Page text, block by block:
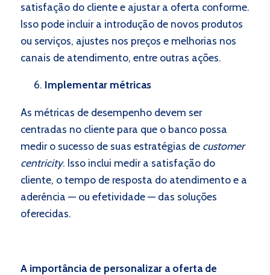
satisfação do cliente e ajustar a oferta conforme.
Isso pode incluir a introdução de novos produtos
ou serviços, ajustes nos preços e melhorias nos
canais de atendimento, entre outras ações.
Implementar métricas
As métricas de desempenho devem ser
centradas no cliente para que o banco possa
medir o sucesso de suas estratégias de customer
centricity. Isso inclui medir a satisfação do
cliente, o tempo de resposta do atendimento e a
aderência — ou efetividade — das soluções
oferecidas.
A importância de personalizar a oferta de